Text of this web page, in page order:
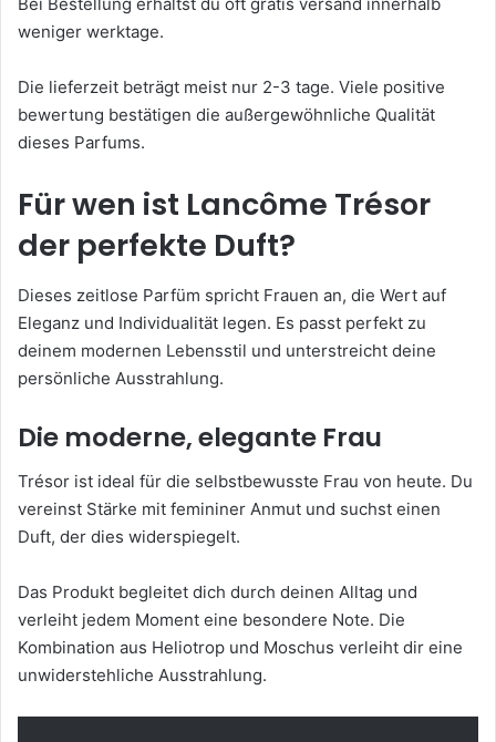
Bei Bestellung erhältst du oft gratis versand innerhalb
weniger werktage.
Die lieferzeit beträgt meist nur 2-3 tage. Viele positive
bewertung bestätigen die außergewöhnliche Qualität
dieses Parfums.
Für wen ist Lancôme Trésor
der perfekte Duft?
Dieses zeitlose Parfüm spricht Frauen an, die Wert auf
Eleganz und Individualität legen. Es passt perfekt zu
deinem modernen Lebensstil und unterstreicht deine
persönliche Ausstrahlung.
Die moderne, elegante Frau
Trésor ist ideal für die selbstbewusste Frau von heute. Du
vereinst Stärke mit femininer Anmut und suchst einen
Duft, der dies widerspiegelt.
Das Produkt begleitet dich durch deinen Alltag und
verleiht jedem Moment eine besondere Note. Die
Kombination aus Heliotrop und Moschus verleiht dir eine
unwiderstehliche Ausstrahlung.